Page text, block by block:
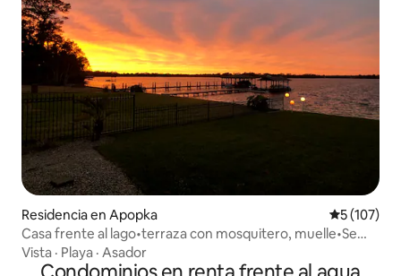
Residencia en Apopka
5 (107)
Casa frente al lago•terraza con mosquitero, muelle•Se
aceptan estancias largas
Vista · Playa · Asador